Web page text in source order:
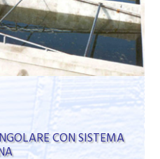
CON SISTEMA